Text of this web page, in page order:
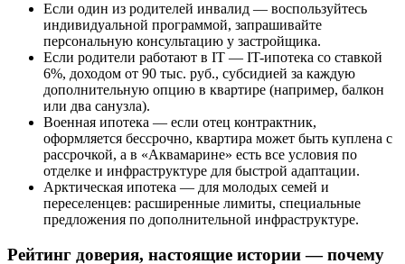
Если один из родителей инвалид — воспользуйтесь
индивидуальной программой, запрашивайте
персональную консультацию у застройщика.
Если родители работают в IT — IT-ипотека со ставкой
6%, доходом от 90 тыс. руб., субсидией за каждую
дополнительную опцию в квартире (например, балкон
или два санузла).
Военная ипотека — если отец контрактник,
оформляется бессрочно, квартира может быть куплена с
рассрочкой, а в «Аквамарине» есть все условия по
отделке и инфраструктуре для быстрой адаптации.
Арктическая ипотека — для молодых семей и
переселенцев: расширенные лимиты, специальные
предложения по дополнительной инфраструктуре.
Рейтинг доверия, настоящие истории — почему